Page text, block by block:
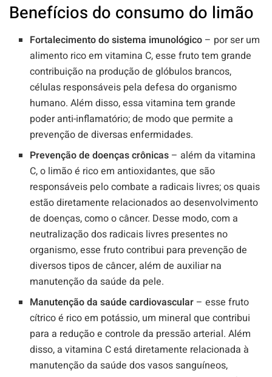
Benefícios do consumo do limão
Fortalecimento do sistema imunológico – por ser um
alimento rico em vitamina C, esse fruto tem grande
contribuição na produção de glóbulos brancos,
células responsáveis pela defesa do organismo
humano. Além disso, essa vitamina tem grande
poder anti-inflamatório; de modo que permite a
prevenção de diversas enfermidades.
Prevenção de doenças crônicas – além da vitamina
C, o limão é rico em antioxidantes, que são
responsáveis pelo combate a radicais livres; os quais
estão diretamente relacionados ao desenvolvimento
de doenças, como o câncer. Desse modo, com a
neutralização dos radicais livres presentes no
organismo, esse fruto contribui para prevenção de
diversos tipos de câncer, além de auxiliar na
manutenção da saúde da pele.
Manutenção da saúde cardiovascular – esse fruto
cítrico é rico em potássio, um mineral que contribui
para a redução e controle da pressão arterial. Além
disso, a vitamina C está diretamente relacionada à
manutenção da saúde dos vasos sanguíneos,